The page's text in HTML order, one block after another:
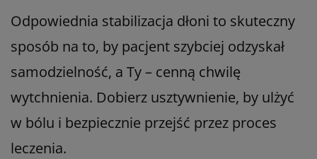
Odpowiednia stabilizacja dłoni to skuteczny
sposób na to, by pacjent szybciej odzyskał
samodzielność, a Ty – cenną chwilę
wytchnienia. Dobierz usztywnienie, by ulżyć
w bólu i bezpiecznie przejść przez proces
leczenia.